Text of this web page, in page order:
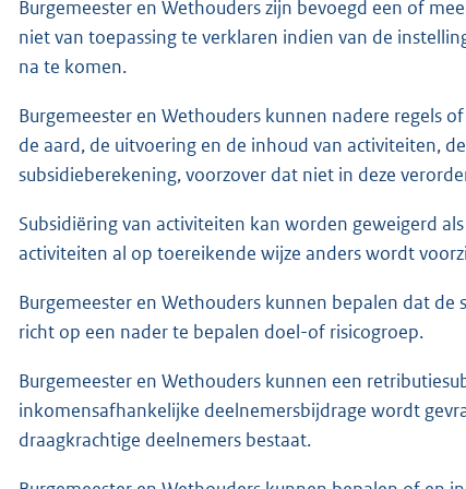
Burgemeester en Wethouders zijn bevoegd een of
niet van toepassing te verklaren indien van de
na te komen.
Burgemeester en Wethouders kunnen nadere regels
de aard, de uitvoering en de inhoud van activiteiten,
subsidieberekening, voorzover dat niet in deze
Subsidiëring van activiteiten kan worden geweigerd
activiteiten al op toereikende wijze anders wordt
Burgemeester en Wethouders kunnen bepalen dat
richt op een nader te bepalen doel-of risicogroep.
Burgemeester en Wethouders kunnen een
inkomensafhankelijke deelnemersbijdrage wordt
draagkrachtige deelnemers bestaat.